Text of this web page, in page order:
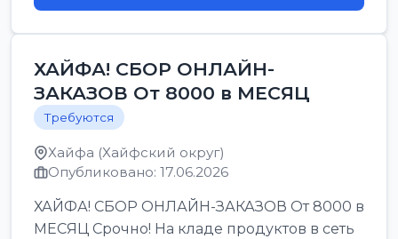
ХАЙФА! СБОР ОНЛАЙН-
ЗАКАЗОВ От 8000 в МЕСЯЦ
Требуются
Хайфа (Хайфский округ)
Опубликовано: 17.06.2026
ХАЙФА! СБОР ОНЛАЙН-ЗАКАЗОВ От 8000 в
МЕСЯЦ Срочно! На кладе продуктов в сеть